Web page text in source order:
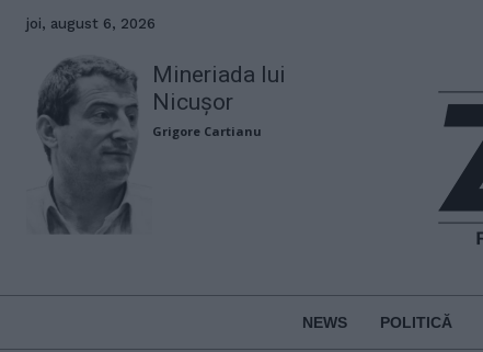
joi, august 6, 2026
Mineriada lui
Nicușor
Grigore Cartianu
NEWS POLITICĂ